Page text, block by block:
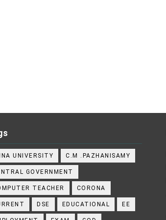
UNIVERSITY C.M .PAZHANISAMY
GOVERNMENT
TEACHER CORONA
DSE EDUCATIONAL EE